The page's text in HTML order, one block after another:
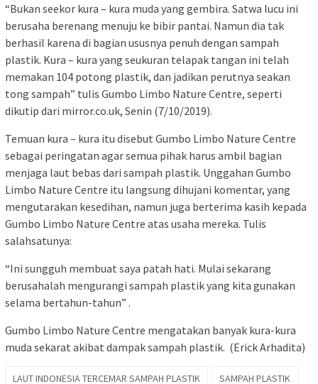
“Bukan seekor kura – kura muda yang gembira. Satwa lucu ini
berusaha berenang menuju ke bibir pantai. Namun dia tak
berhasil karena di bagian ususnya penuh dengan sampah
plastik. Kura – kura yang seukuran telapak tangan ini telah
memakan 104 potong plastik, dan jadikan perutnya seakan
tong sampah” tulis Gumbo Limbo Nature Centre, seperti
dikutip dari mirror.co.uk, Senin (7/10/2019).
Temuan kura – kura itu disebut Gumbo Limbo Nature Centre
sebagai peringatan agar semua pihak harus ambil bagian
menjaga laut bebas dari sampah plastik. Unggahan Gumbo
Limbo Nature Centre itu langsung dihujani komentar, yang
mengutarakan kesedihan, namun juga berterima kasih kepada
Gumbo Limbo Nature Centre atas usaha mereka. Tulis
salahsatunya:
“Ini sungguh membuat saya patah hati. Mulai sekarang
berusahalah mengurangi sampah plastik yang kita gunakan
selama bertahun-tahun” .
Gumbo Limbo Nature Centre mengatakan banyak kura-kura
muda sekarat akibat dampak sampah plastik. (Erick Arhadita)
LAUT INDONESIA TERCEMAR SAMPAH PLASTIK SAMPAH PLASTIK